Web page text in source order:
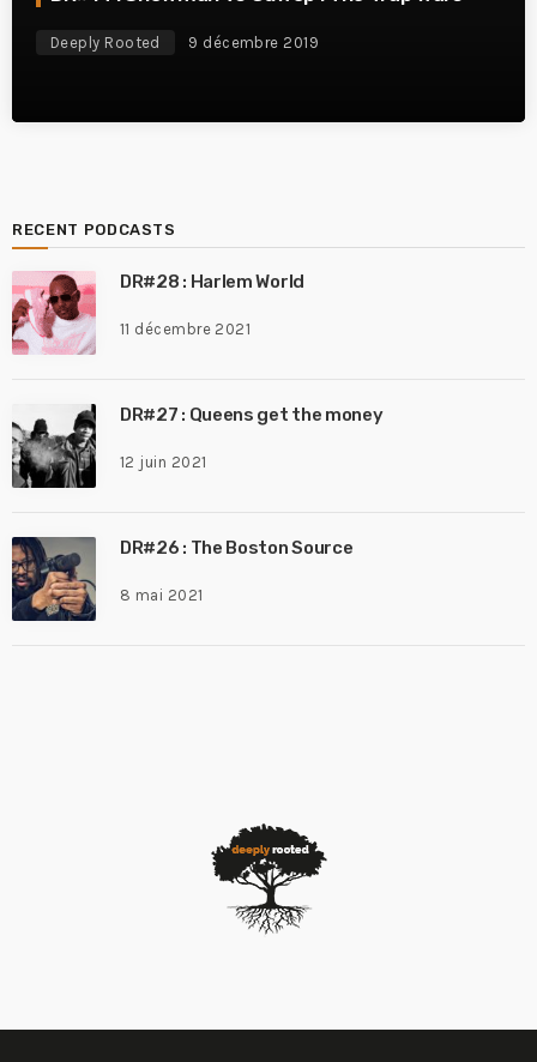
Deeply Rooted 9 décembre 2019
RECENT PODCASTS
DR#28 : Harlem World
11 décembre 2021
DR#27 : Queens get the money
12 juin 2021
DR#26 : The Boston Source
8 mai 2021